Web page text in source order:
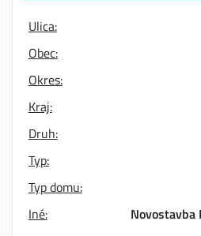
Ulica:
Obec:
Okres:
Kraj:
Druh:
Typ:
Typ domu:
Iné:
Novostavba